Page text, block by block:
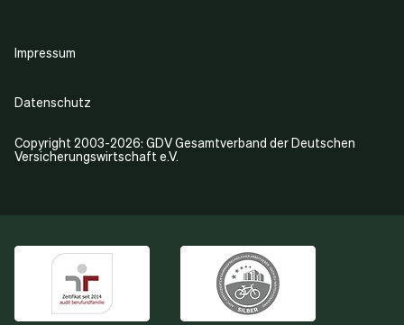
Copyright 2003-2026: GDV Gesamtverband der Deutschen
Versicherungswirtschaft e.V.
Impressum
Datenschutz